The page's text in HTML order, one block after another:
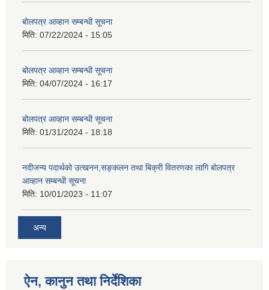
बोलपत्र आव्हान सम्बन्धी सूचना
मिति: 07/22/2024 - 15:05
बोलपत्र आव्हान सम्बन्धी सूचना
मिति: 04/07/2024 - 16:17
बोलपत्र आव्हान सम्बन्धी सूचना
मिति: 01/31/2024 - 18:18
नदीजन्य पदार्थको उत्खनन,सङ्कलन तथा बिक्री वितरणका लागि बोलपत्र
आव्हान सम्बन्धी सूचना
मिति: 10/01/2023 - 11:07
अन्य
ऐन, कानुन तथा निर्देशिका